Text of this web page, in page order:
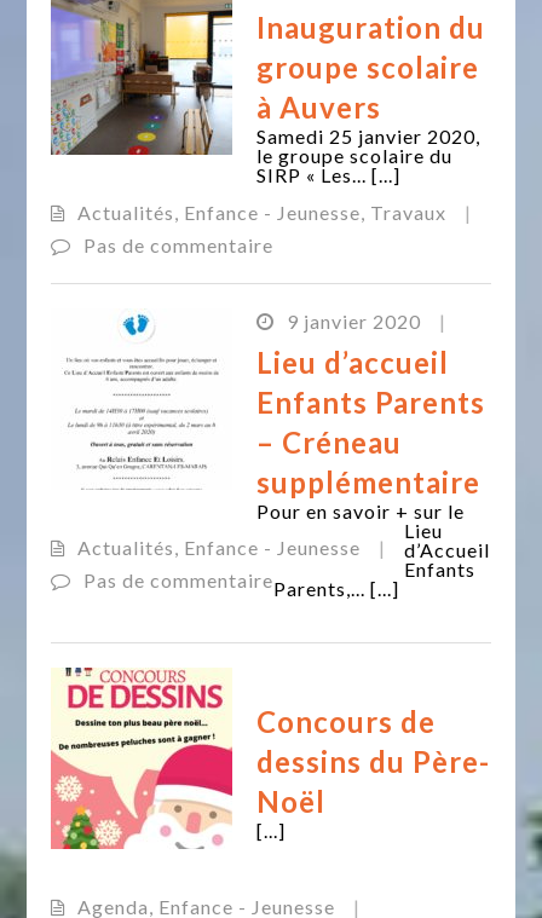
Actualités, Enfance - Jeunesse, Travaux
|
Pas de commentaire
Inauguration du
groupe scolaire
à Auvers
Samedi 25 janvier 2020,
le groupe scolaire du
SIRP « Les... [...]
9 janvier 2020 |
Actualités, Enfance - Jeunesse
|
Pas de commentaire
Lieu d’accueil
Enfants Parents
– Créneau
supplémentaire
Pour en savoir + sur le
Lieu
d’Accueil
Enfants
Parents,... [...]
Agenda, Enfance - Jeunesse |
Concours de
dessins du Père-
Noël
[...]